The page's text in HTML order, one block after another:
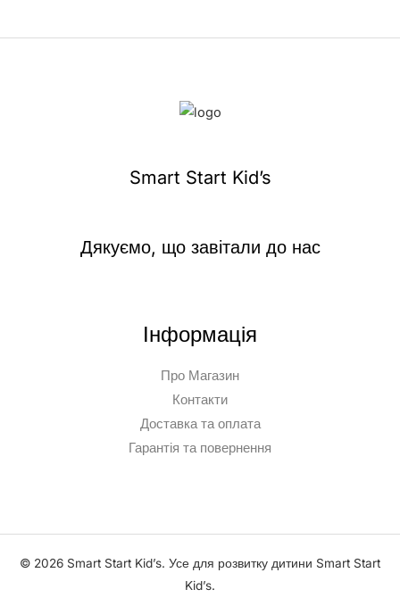
Smart Start Kid’s
Дякуємо, що завітали до нас
Інформація
Про Магазин
Контакти
Доставка та оплата
Гарантія та повернення
© 2026 Smart Start Kid’s. Усе для розвитку дитини Smart Start
Kid’s.